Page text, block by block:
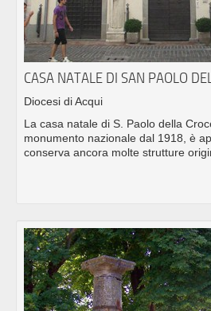
CASA NATALE DI SAN PAOLO
Diocesi di Acqui
La casa natale di S. Paolo della
monumento nazionale dal 1918, è
conserva ancora molte strutture